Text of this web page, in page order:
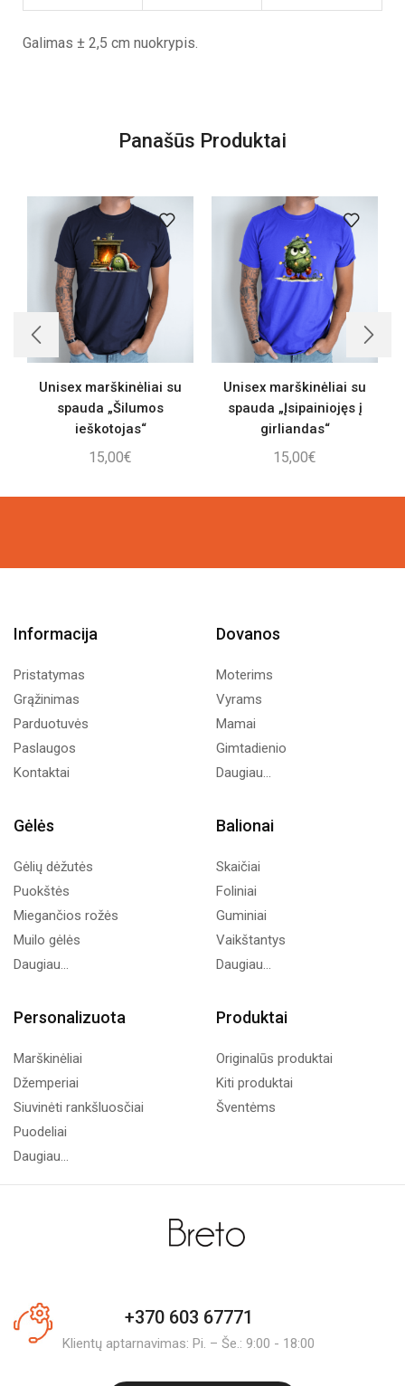
Galimas ± 2,5 cm nuokrypis.
Panašūs Produktai
Unisex marškinėliai su
spauda „Šilumos
ieškotojas“
15,00€
Unisex marškinėliai su
spauda „Įsipainiojęs į
girliandas“
15,00€
Informacija
Pristatymas
Grąžinimas
Parduotuvės
Paslaugos
Kontaktai
Dovanos
Moterims
Vyrams
Mamai
Gimtadienio
Daugiau...
Gėlės
Gėlių dėžutės
Puokštės
Miegančios rožės
Muilo gėlės
Daugiau...
Balionai
Skaičiai
Foliniai
Guminiai
Vaikštantys
Daugiau...
Personalizuota
Marškinėliai
Džemperiai
Siuvinėti rankšluosčiai
Puodeliai
Daugiau...
Produktai
Originalūs produktai
Kiti produktai
Šventėms
+370 603 67771
Klientų aptarnavimas: Pi. – Še.: 9:00 - 18:00